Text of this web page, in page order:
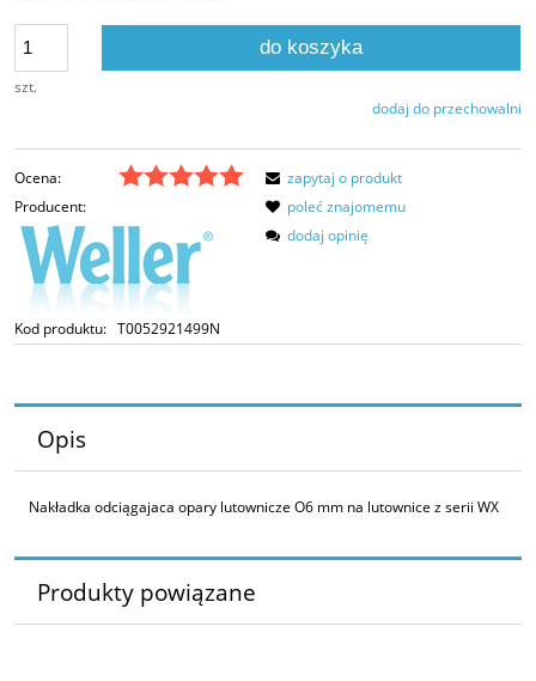
szt.
do koszyka
dodaj do przechowalni
Ocena:
Producent:
Kod produktu: T0052921499N
zapytaj o produkt
poleć znajomemu
dodaj opinię
Opis
Nakładka odciągajaca opary lutownicze O6 mm na lutownice z serii WX
Produkty powiązane